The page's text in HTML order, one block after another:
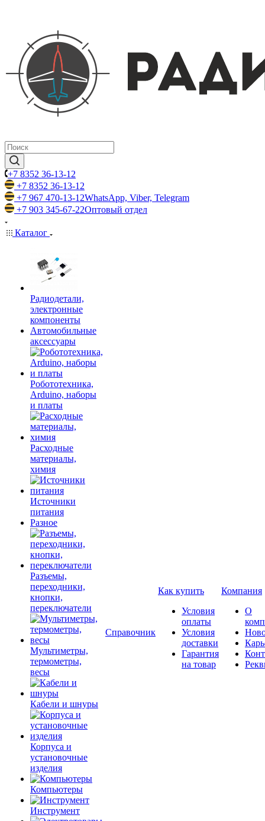
+7 8352 36-13-12
+7 8352 36-13-12
+7 967 470-13-12WhatsApp, Viber, Telegram
+7 903 345-67-22Оптовый отдел
Каталог
Радиодетали,
электронные
компоненты
Автомобильные
аксессуары
Робототехника,
Arduino, наборы
и платы
Расходные
материалы,
химия
Источники
питания
Разное
Разъемы,
переходники,
кнопки,
переключатели
Мультиметры,
термометры,
весы
Кабели и шнуры
Корпуса и
установочные
изделия
Компьютеры
Инструмент
Справочник
Как купить
Условия
оплаты
Условия
доставки
Гарантия
на товар
Компания
О